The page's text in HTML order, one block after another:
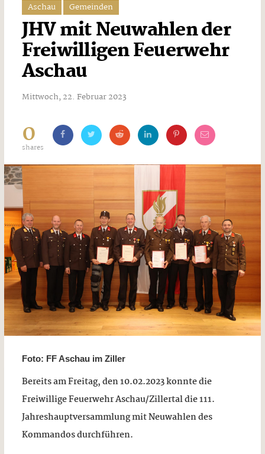
Aschau Gemeinden
JHV mit Neuwahlen der
Freiwilligen Feuerwehr
Aschau
Mittwoch, 22. Februar 2023
0
shares
Foto: FF Aschau im Ziller
Bereits am Freitag, den 10.02.2023 konnte die
Freiwillige Feuerwehr Aschau/Zillertal die 111.
Jahreshauptversammlung mit Neuwahlen des
Kommandos durchführen.